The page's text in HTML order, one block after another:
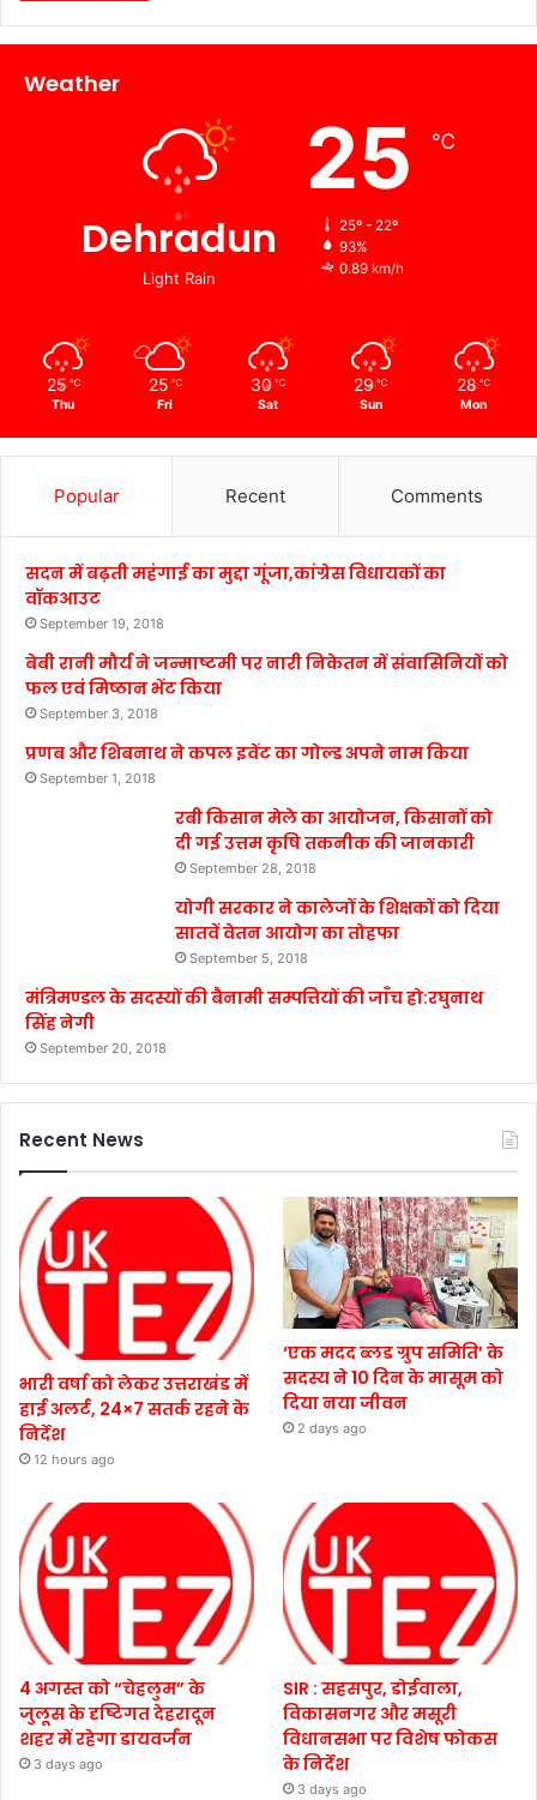
Weather
Dehradun
Light Rain
25 ℃
25º - 22º
93%
0.89 km/h
25 ℃
Thu
25 ℃
Fri
30 ℃
Sat
29 ℃
Sun
28 ℃
Mon
Popular Recent Comments
सदन में बढ़ती महंगाई का मुद्दा गूंजा,कांग्रेस विधायकों का
वॉकआउट
September 19, 2018
बेबी रानी मौर्य ने जन्माष्टमी पर नारी निकेतन में संवासिनियों को
फल एवं मिष्ठान भेंट किया
September 3, 2018
प्रणब और शिबनाथ ने कपल इवेंट का गोल्ड अपने नाम किया
September 1, 2018
रबी किसान मेले का आयोजन, किसानों को
दी गई उत्तम कृषि तकनीक की जानकारी
September 28, 2018
योगी सरकार ने कालेजों के शिक्षकों को दिया
सातवें वेतन आयोग का तोहफा
September 5, 2018
मंत्रिमण्डल के सदस्यों की बैनामी सम्पत्तियों की जाँच हो:रघुनाथ
सिंह नेगी
September 20, 2018
Recent News
भारी वर्षा को लेकर उत्तराखंड में
हाई अलर्ट, 24×7 सतर्क रहने के
निर्देश
12 hours ago
‘एक मदद ब्लड ग्रुप समिति’ के
सदस्य ने 10 दिन के मासूम को
दिया नया जीवन
2 days ago
4 अगस्त को “चेहलुम” के
जुलूस के दृष्टिगत देहरादून
शहर में रहेगा डायवर्जन
3 days ago
SIR : सहसपुर, डोईवाला,
विकासनगर और मसूरी
विधानसभा पर विशेष फोकस
के निर्देश
3 days ago